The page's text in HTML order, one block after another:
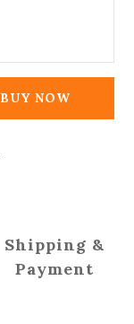
BUY NOW
Shipping &
Payment